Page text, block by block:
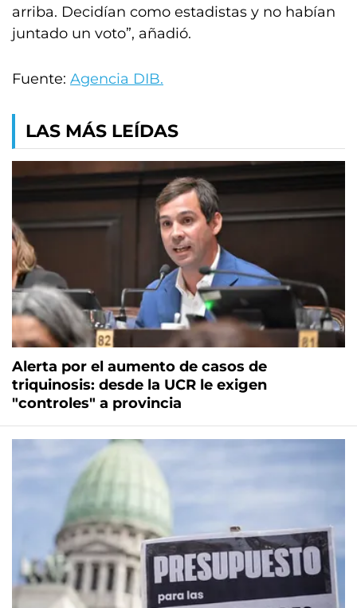
arriba. Decidían como estadistas y no habían
juntado un voto”, añadió.
Fuente: Agencia DIB.
LAS MÁS LEÍDAS
Alerta por el aumento de casos de
triquinosis: desde la UCR le exigen
"controles" a provincia